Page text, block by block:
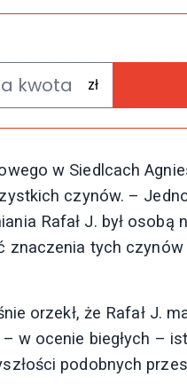
w Siedlcach
czynów. –
Rafał J. był osobą
znaczenia tych
orzekł, że Rafał J.
w ocenie biegłych –
podobnych